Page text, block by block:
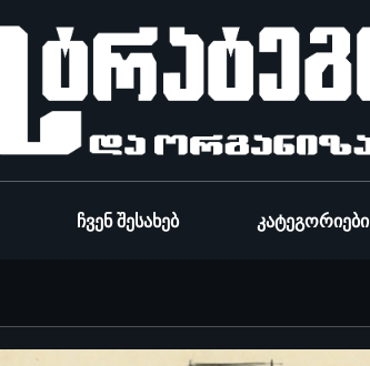
Ჩვენ Შესახებ Კატეგორიები